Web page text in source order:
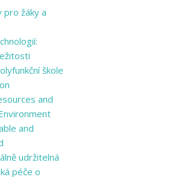
pro žáky a
škole
and
and
udržitelná
péče o